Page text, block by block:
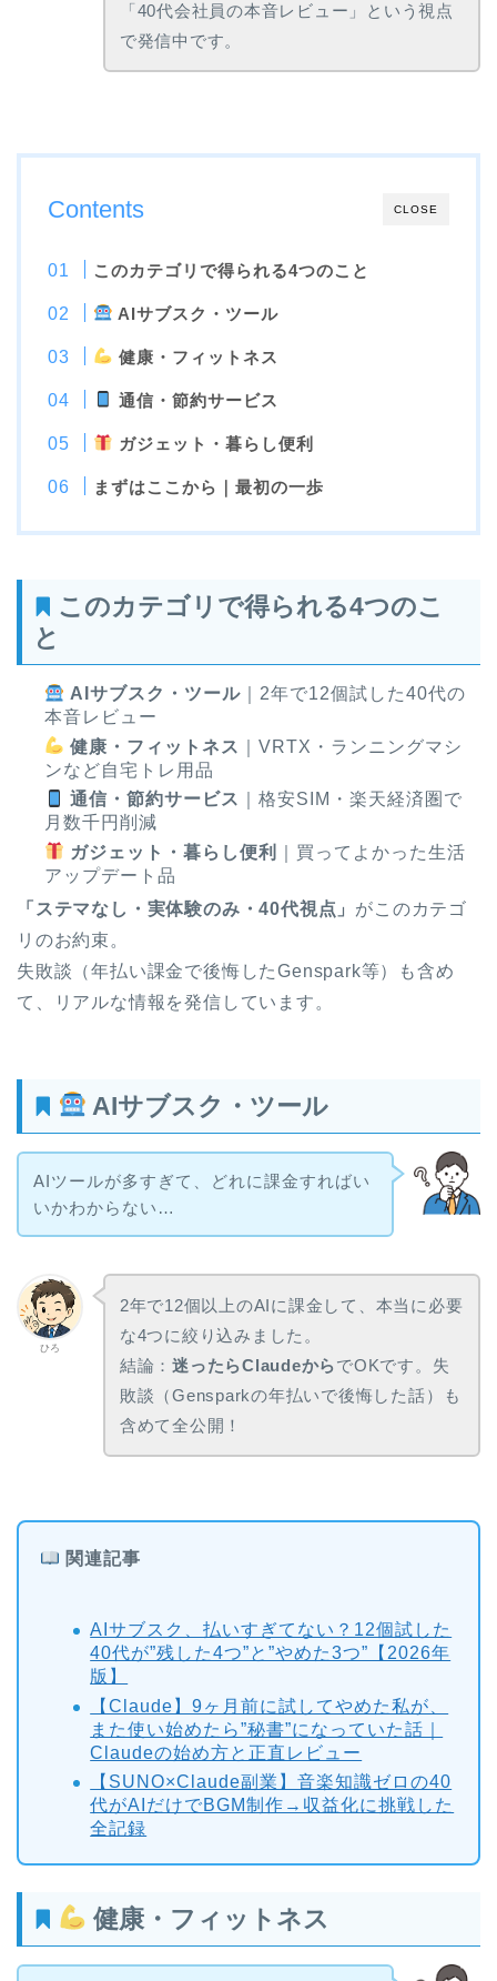
「40代会社員の本音レビュー」という視点
で発信中です。
CLOSE
Contents
このカテゴリで得られる4つのこと
AIサブスク・ツール
健康・フィットネス
通信・節約サービス
ガジェット・暮らし便利
まずはここから｜最初の一歩
このカテゴリで得られる4つのこ
と
AIサブスク・ツール ｜2年で12個試した40代の
本音レビュー
健康・フィットネス
｜VRTX・ランニングマシ
ンなど自宅トレ用品
通信・節約サービス
｜格安SIM・楽天経済圏で
月数千円削減
ガジェット・暮らし便利
｜買ってよかった生活
アップデート品
「ステマなし・実体験のみ・40代視点」 がこのカテゴ
リのお約束。
失敗談（年払い課金で後悔したGenspark等）も含め
て、リアルな情報を発信しています。
AIサブスク・ツール
AIツールが多すぎて、どれに課金すればい
いかわからない…
ひろ
2年で12個以上のAIに課金して、本当に必要
な4つに絞り込みました。
結論：迷ったらClaudeからでOKです。失
敗談（Gensparkの年払いで後悔した話）も
含めて全公開！
関連記事
AIサブスク、払いすぎてない？12個試した
40代が”残した4つ”と”やめた3つ”【2026年
版】
【Claude】9ヶ月前に試してやめた私が、
また使い始めたら”秘書”になっていた話｜
Claudeの始め方と正直レビュー
【SUNO×Claude副業】音楽知識ゼロの40
代がAIだけでBGM制作→収益化に挑戦した
全記録
健康・フィットネス